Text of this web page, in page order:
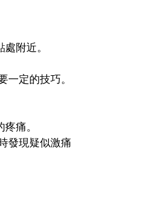
附近。
定的技巧。
痛。
發現疑似激痛